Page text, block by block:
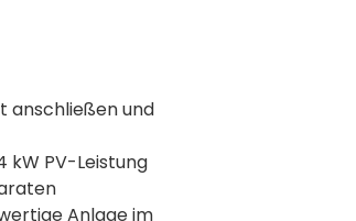
anschließen und
kW PV-Leistung
Anlage im